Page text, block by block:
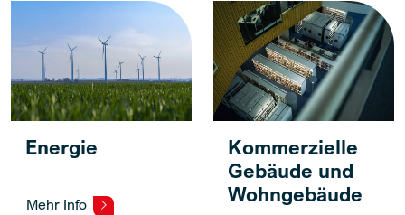
Energie
Mehr Info
Kommerzielle
Gebäude und
Wohngebäude